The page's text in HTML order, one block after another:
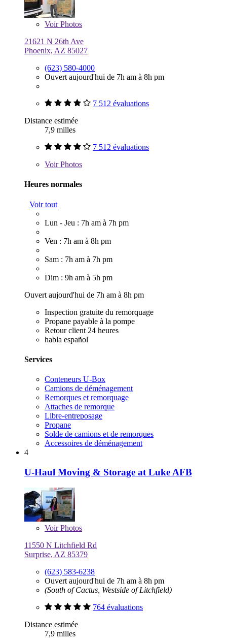
VoirPhotos
21621 N 26th Ave
Phoenix, AZ 85027
(623) 580-4000
Ouvert aujourd'hui de 7h am à 8h pm
7 512 évaluations
Distance estimée
7,9 milles
7 512 évaluations
VoirPhotos
Heures normales
Voir tout
Lun - Jeu : 7h am à 7h pm
Ven : 7h am à 8h pm
Sam : 7h am à 7h pm
Dim : 9h am à 5h pm
Ouvert aujourd'hui de 7h am à 8h pm
Inspection gratuite du remorquage
Propane payable à la pompe
Retour client 24 heures
habla español
Services
Conteneurs U-Box
Camions de déménagement
Remorques et remorquage
Attaches de remorque
Libre-entreposage
Propane
Solde de camions et de remorques
Accessoires de déménagement
4
U-Haul Moving & Storage at Luke AFB
VoirPhotos
11550 N Litchfield Rd
Surprise, AZ 85379
(623) 583-6238
Ouvert aujourd'hui de 7h am à 8h pm
(South of Cactus, Westside of Litchfield)
764 évaluations
Distance estimée
7,9 milles